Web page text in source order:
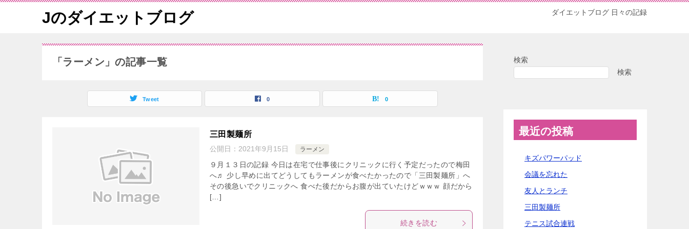
Jのダイエットブログ ダイエットブログ 日々の記録
「ラーメン」の記事一覧
Tweet 0 0
三田製麺所
公開日： 2021年9月15日 ラーメン
９月１３日の記録 今日は在宅で仕事後にクリニックに行く予定だったので梅田
へ♬ 少し早めに出てどうしてもラーメンが食べたかったので「三田製麺所」へ
その後急いでクリニックへ 食べた後だからお腹が出ていたけどｗｗｗ 顔だから
[…]
続きを読む
検索
検索
最近の投稿
キズパワーパッド
会議を忘れた
友人とランチ
三田製麺所
テニス試合連戦